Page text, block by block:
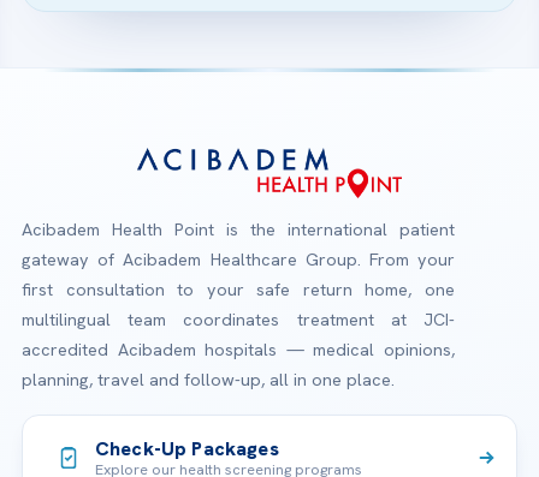
Acibadem Health Point is the international patient
gateway of Acibadem Healthcare Group. From your
first consultation to your safe return home, one
multilingual team coordinates treatment at JCI-
accredited Acibadem hospitals — medical opinions,
planning, travel and follow-up, all in one place.
Check-Up Packages
Explore our health screening programs